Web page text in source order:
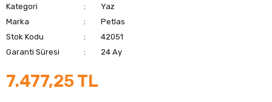
Kategori
Yaz
Marka
Petlas
Stok Kodu
42051
Garanti Süresi
24 Ay
7.477,25 TL